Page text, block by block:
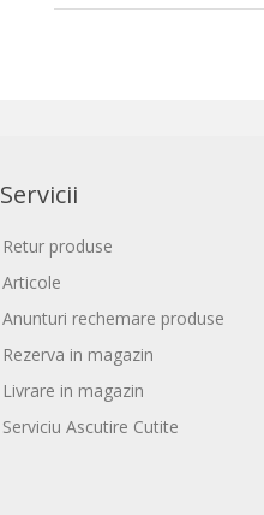
Servicii
Retur produse
Articole
Anunturi rechemare produse
Rezerva in magazin
Livrare in magazin
Serviciu Ascutire Cutite